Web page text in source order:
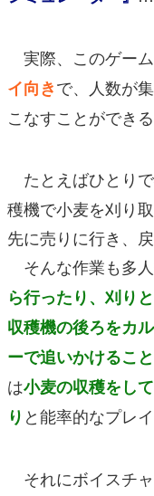
実際、このゲー
イ向きで、人数が
こなすことができる
たとえばひとりで
穫機で小麦を刈り
先に売りに行き、
そんな作業も多
ら行ったり、刈り
収穫機の後ろをカ
ーで追いかけるこ
は小麦の収穫をし
り と能率的なプレ
それにボイスチ